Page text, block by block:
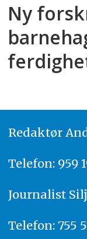
Ny
Redaktør A
Telefon: 959
Journalist
Telefon: 755